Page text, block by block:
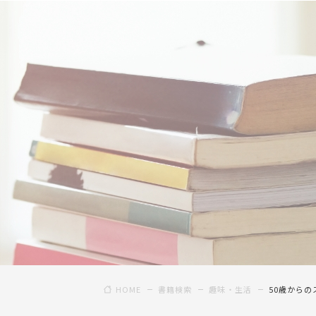
HOME 書籍検索 趣味・生活 50歳からの